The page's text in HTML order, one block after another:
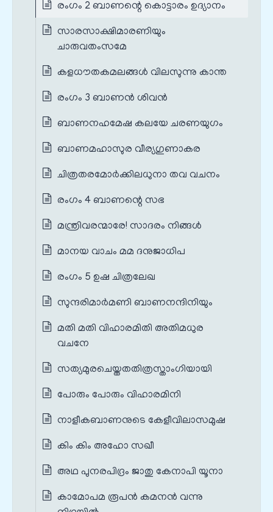
രംഗം 2 ബാണന്റെ കൊട്ടാരം ഉദ്യാനം
സാരസാക്ഷിമാരണിയും
ചാരുവതംസമേ
കളധൗതകമലങ്ങൾ വിലസുന്നു കാന്ത
രംഗം 3 ബാണൻ ശിവൻ
ബാണനഹമേഷ കലയേ ചരണയുഗം
ബാണമഹാസുര വീര്യഗുണാകര
ചിത്രതരമോർക്കിലധുനാ തവ വചനം
രംഗം 4 ബാണന്റെ സഭ
മന്ത്രിവരന്മാരേ! സാദരം നിങ്ങൾ
മാനയ വാചം മമ ദനുജാധിപ
രംഗം 5 ഉഷ ചിത്രലേഖ
സുന്ദരിമാർമണി ബാണനന്ദിനിയും
മതി മതി വിഹാരമിതി അതിമധുര
വചനേ
സത്യമുരചെയ്തതതിത്രസ്താംഗിയായി
പോരും പോരും വിഹാരമിനി
നാളീകബാണനുടെ കേളീവിലാസമുഷ
കിം കിം അഹോ സഖീ
അഥ പുനരപിദ്രം ജാതു കേനാപി യൂനാ
കാമോപമ രൂപൻ കമനൻ വന്നു